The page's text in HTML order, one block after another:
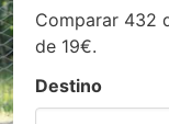
Comparar 432
de 19€.
Destino